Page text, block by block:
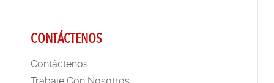
CONTÁCTENOS
Contáctenos